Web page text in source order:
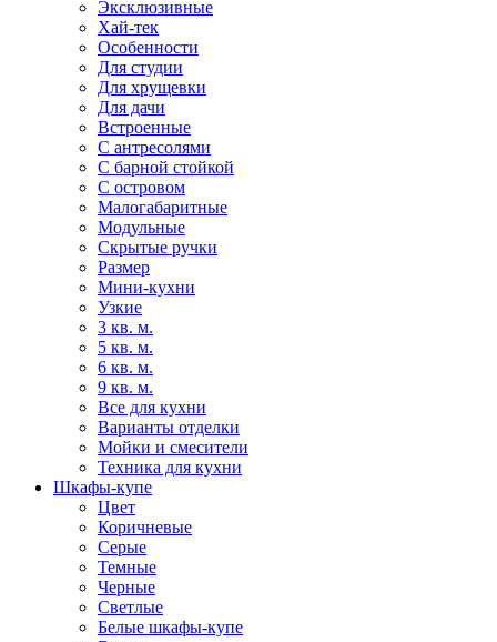
Эксклюзивные
Хай-тек
Особенности
Для студии
Для хрущевки
Для дачи
Встроенные
С антресолями
С барной стойкой
С островом
Малогабаритные
Модульные
Скрытые ручки
Размер
Мини-кухни
Узкие
3 кв. м.
5 кв. м.
6 кв. м.
9 кв. м.
Все для кухни
Варианты отделки
Мойки и смесители
Техника для кухни
Шкафы-купе
Цвет
Коричневые
Серые
Темные
Черные
Светлые
Белые шкафы-купе